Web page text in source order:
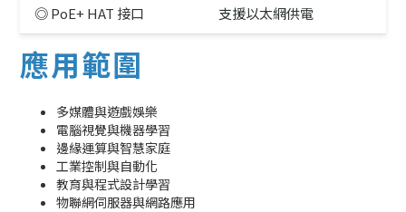
◎ PoE+ HAT 接口 支援以太網供電
應用範圍
多媒體與遊戲娛樂
電腦視覺與機器學習
邊緣運算與智慧家庭
工業控制與自動化
教育與程式設計學習
物聯網伺服器與網路應用